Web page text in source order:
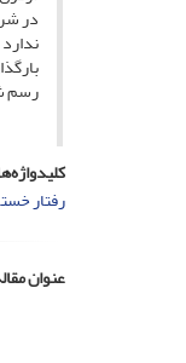
در
رسم
رفتار
عنوان